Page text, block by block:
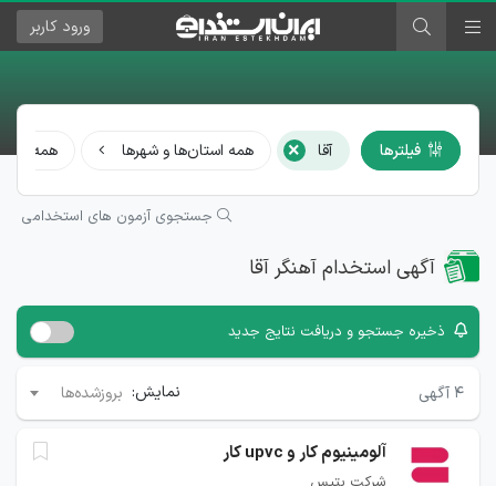
ورود کاربر
فیلترها آقا × همه استان‌ها و شهرها همه
جستجوی آزمون های استخدامی
آگهی استخدام آهنگر آقا
ذخیره جستجو و دریافت نتایج جدید
۴ آگهی نمایش: بروزشده‌ها
آلومینیوم کار و upvc کار